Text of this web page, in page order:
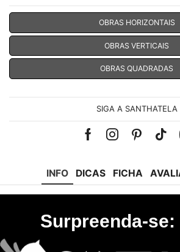
OBRAS HORIZONTAIS
OBRAS VERTICAIS
OBRAS QUADRADAS
SIGA A SANTHATELA
Facebook
Instagram
INFO DICAS FICHA
Surpreenda-se: